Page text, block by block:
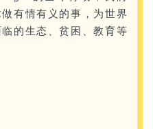
有情有义的事，为世界
的生态、贫困、教育等